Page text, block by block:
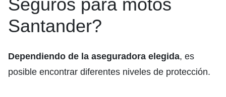
Seguros para motos
Santander?
Dependiendo de la aseguradora elegida, es
posible encontrar diferentes niveles de protección.